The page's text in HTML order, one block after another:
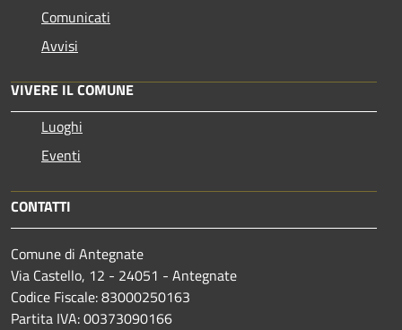
Comunicati
Avvisi
VIVERE IL COMUNE
Luoghi
Eventi
CONTATTI
Comune di Antegnate
Via Castello, 12 - 24051 - Antegnate
Codice Fiscale: 83000250163
Partita IVA: 00373090166